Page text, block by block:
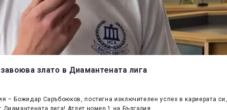
злато в Диамантената лига
– Божидар Саръбоюков, постигна изключителен успех в кариерата си,